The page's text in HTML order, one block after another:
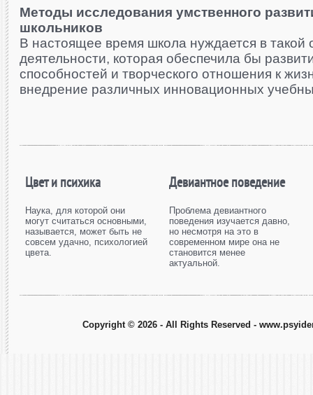
Методы исследования умственного
школьников
В настоящее время школа нуждается в такой
деятельности, которая обеспечила бы
способностей и творческого отношения к
внедрение различных инновационных
Цвет и психика
Наука, для которой они
могут считаться основными,
называется, может быть не
совсем удачно, психологией
цвета.
Девиантное поведение
Проблема девиантного
поведения изучается давно,
но несмотря на это в
современном мире она не
становится менее
актуальной.
Copyright © 2026 - All Rights Reserved -